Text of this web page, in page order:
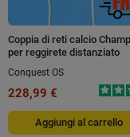
Coppia di reti calcio
per reggirete distanziato
Conquest OS
228,99 €
Aggiungi al carrello